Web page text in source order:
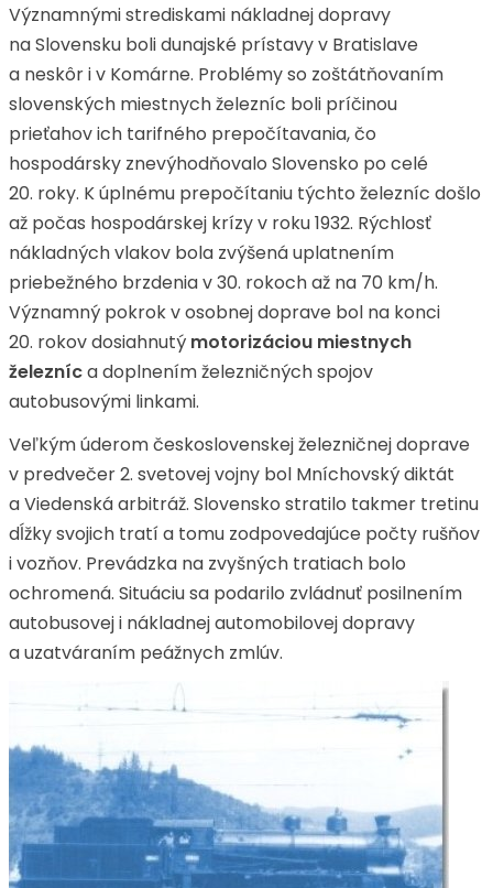
Významnými strediskami nákladnej dopravy
na Slovensku boli dunajské prístavy v Bratislave
a neskôr i v Komárne. Problémy so zoštátňovaním
slovenských miestnych železníc boli príčinou
prieťahov ich tarifného prepočítavania, čo
hospodársky znevýhodňovalo Slovensko po celé
20. roky. K úplnému prepočítaniu týchto železníc došlo
až počas hospodárskej krízy v roku 1932. Rýchlosť
nákladných vlakov bola zvýšená uplatnením
priebežného brzdenia v 30. rokoch až na 70 km/h.
Významný pokrok v osobnej doprave bol na konci
20. rokov dosiahnutý motorizáciou miestnych
železníca doplnením železničných spojov
autobusovými linkami.
Veľkým úderom československej železničnej doprave
v predvečer 2. svetovej vojny bol Mníchovský diktát
a Viedenská arbitráž. Slovensko stratilo takmer tretinu
dĺžky svojich tratí a tomu zodpovedajúce počty rušňov
i vozňov. Prevádzka na zvyšných tratiach bolo
ochromená. Situáciu sa podarilo zvládnuť posilnením
autobusovej i nákladnej automobilovej dopravy
a uzatváraním peážnych zmlúv.